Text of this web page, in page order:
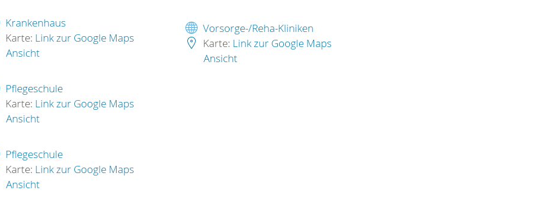
Krankenhaus
Karte: Link zur Google Maps
Ansicht
Pflegeschule
Karte: Link zur Google Maps
Ansicht
Pflegeschule
Karte: Link zur Google Maps
Ansicht
Vorsorge-/Reha-Kliniken
Karte: Link zur Google Maps
Ansicht